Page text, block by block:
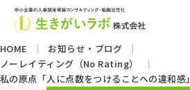
HOME
お知らせ・ブログ
ノーレイティング（No Rating）
私の原点「人に点数をつけることへの違和感」